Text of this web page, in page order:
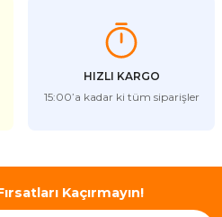
HIZLI KARGO
15:00’a kadar ki tüm siparişler
Kaçırmayın!